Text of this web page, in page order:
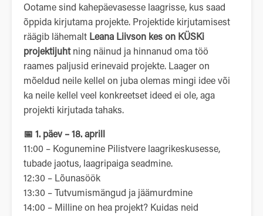
Ootame sind kahepäevasesse laagrisse, kus saad
õppida kirjutama projekte. Projektide kirjutamisest
räägib lähemalt Leana Liivson kes on KÜSKi
projektijuhtning näinud ja hinnanud oma töö
raames paljusid erinevaid projekte. Laager on
mõeldud neile kellel on juba olemas mingi idee või
ka neile kellel veel konkreetset ideed ei ole, aga
projekti kirjutada tahaks.
📅 1. päev – 18. aprill
11:00 – Kogunemine Pilistvere laagrikeskusesse,
tubade jaotus, laagripaiga seadmine.
12:30 – Lõunasöök
13:30 – Tutvumismängud ja jäämurdmine
14:00 – Milline on hea projekt? Kuidas neid